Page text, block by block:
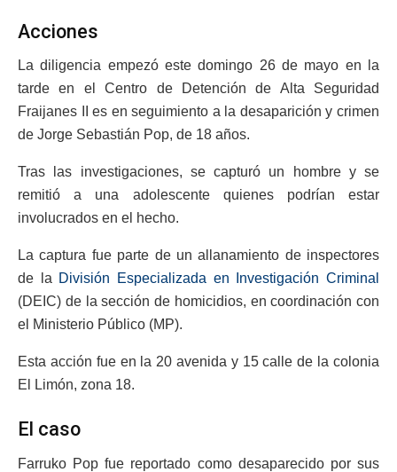
Acciones
La diligencia empezó este domingo 26 de mayo en la
tarde en el Centro de Detención de Alta Seguridad
Fraijanes II es en seguimiento a la desaparición y crimen
de Jorge Sebastián Pop, de 18 años.
Tras las investigaciones, se capturó un hombre y se
remitió a una adolescente quienes podrían estar
involucrados en el hecho.
La captura fue parte de un allanamiento de inspectores
de la División Especializada en Investigación Criminal
(DEIC) de la sección de homicidios, en coordinación con
el Ministerio Público (MP).
Esta acción fue en la 20 avenida y 15 calle de la colonia
El Limón, zona 18.
El caso
Farruko Pop fue reportado como desaparecido por sus